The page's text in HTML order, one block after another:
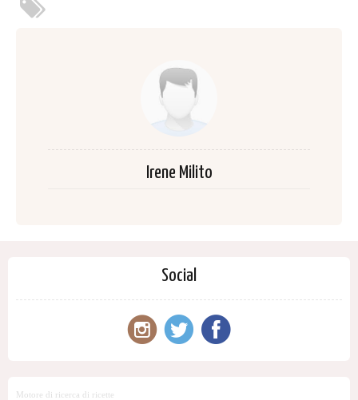
Irene Milito
Social
Motore di ricerca di ricette